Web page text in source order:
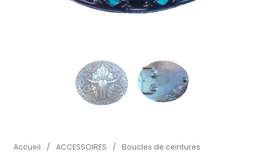
Accueil / ACCESSOIRES / Boucles de ceintures